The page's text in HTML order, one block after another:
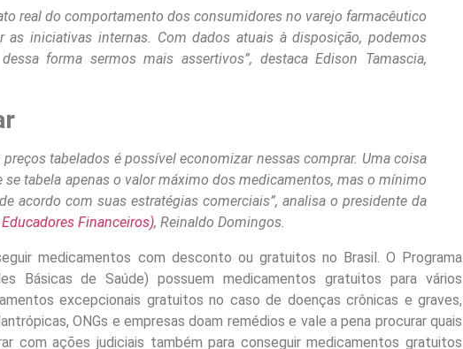
real do comportamento dos consumidores no varejo farmacêutico
as iniciativas internas. Com dados atuais à disposição, podemos
forma sermos mais assertivos”, destaca Edison Tamascia,
tabelados é possível economizar nessas comprar. Uma coisa
se tabela apenas o valor máximo dos medicamentos, mas o mínimo
acordo com suas estratégias comerciais”, analisa o presidente da
Financeiros), Reinaldo Domingos.
medicamentos com desconto ou gratuitos no Brasil. O Programa
Básicas de Saúde) possuem medicamentos gratuitos para vários
excepcionais gratuitos no caso de doenças crônicas e graves,
ONGs e empresas doam remédios e vale a pena procurar quais
com ações judiciais também para conseguir medicamentos gratuitos